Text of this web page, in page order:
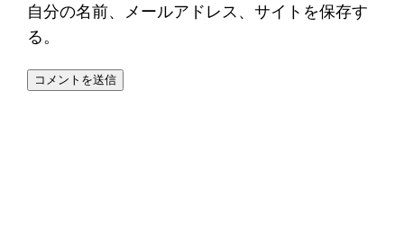
自分の名前、メールアドレス、サイトを保存す
る。